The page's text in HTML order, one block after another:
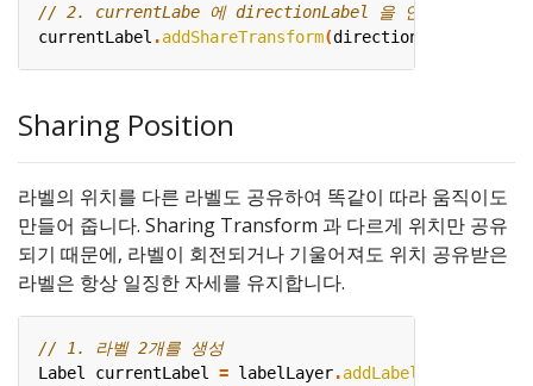
currentLabel .addShareTransform(directionLabel
Sharing Position
라벨의 위치를 다른 라벨도 공유하여 똑같이 따라 움직이도
만들어 줍니다. Sharing Transform 과 다르게 위치만 공유
되기 때문에, 라벨이 회전되거나 기울어져도 위치 공유받은
라벨은 항상 일징한 자세를 유지합니다.
Label
currentLabel = labelLayer.addLabel